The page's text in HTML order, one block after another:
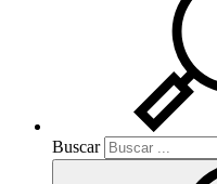
Buscar